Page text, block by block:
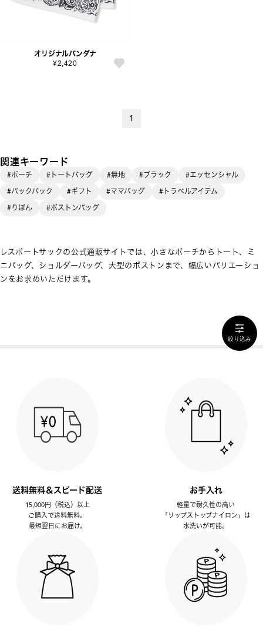
オリジナルバンダナ
¥2,420
1
関連キーワード
#ポーチ #トートバッグ #無地 #ブラック
#エッセンシャル
#バックパック
#ギフト #ママバッグ
#トラベルアイテム
#りぼん
#ボストンバッグ
レスポートサックの公式通販サイトでは、小さなポーチからトート、ミ
ニバッグ、ショルダーバッグ、大型のボストンまで、幅広いバリエーショ
ンをお求めいただけます。
絞り込み
送料無料＆スピード配送
15,000円（税込）以上
ご購入で送料無料。
最短翌日にお届け。
お手入れ
軽量で耐久性の高い
「リップストップナイロン」は
水洗いが可能。